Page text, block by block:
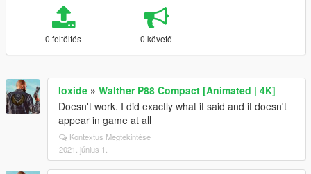
0 feltöltés 0 követő
Ioxide » Walther P88 Compact [Animated | 4K]
Doesn't work. I did exactly what it said and it doesn't
appear in game at all
Kontextus Megtekintése
2021. június 1.